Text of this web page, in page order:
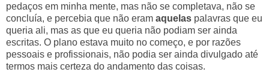
pedaços em minha mente, mas não se completava, não se
concluía, e percebia que não eram aquelas palavras que eu
queria ali, mas as que eu queria não podiam ser ainda
escritas. O plano estava muito no começo, e por razões
pessoais e profissionais, não podia ser ainda divulgado até
termos mais certeza do andamento das coisas.